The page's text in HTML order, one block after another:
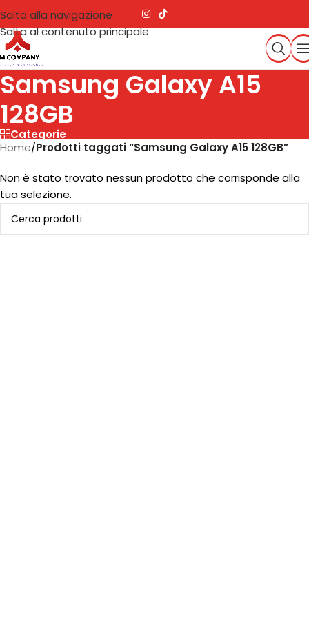
Salta alla navigazione
Salta al contenuto principale
Samsung Galaxy A15
128GB
Categorie
Home/Prodotti taggati “Samsung Galaxy A15 128GB”
Non è stato trovato nessun prodotto che corrisponde alla
tua selezione.